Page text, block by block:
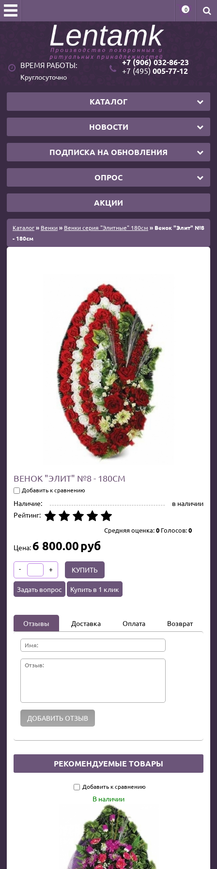
0
ВРЕМЯ РАБОТЫ:
Круглосуточно
+7 (906) 032-86-23
+7 (495) 005-77-12
КАТАЛОГ
НОВОСТИ
ПОДПИСКА НА ОБНОВЛЕНИЯ
ОПРОС
АКЦИИ
Каталог» Венки» Венки серия "Элитные" 180см » Венок "Элит" №8
- 180см
ВЕНОК "ЭЛИТ" №8 - 180СМ
Добавить к сравнению
Наличие:
в наличии
Рейтинг:
Средняя оценка:0 Голосов:0
Цена: 6 800.00руб
- + КУПИТЬ
Задать вопрос Купить в 1 клик
Отзывы Доставка Оплата Возврат
Имя:
Отзыв:
РЕКОМЕНДУЕМЫЕ ТОВАРЫ
Добавить к сравнению
В наличии